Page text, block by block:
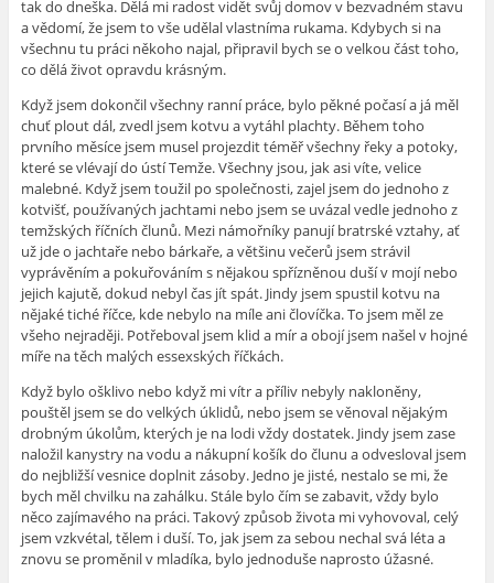
tak do dneška. Dělá mi radost vidět svůj domov v bezvadném stavu
a vědomí, že jsem to vše udělal vlastníma rukama. Kdybych si na
všechnu tu práci někoho najal, připravil bych se o velkou část toho,
co dělá život opravdu krásným.
Když jsem dokončil všechny ranní práce, bylo pěkné počasí a já měl
chuť plout dál, zvedl jsem kotvu a vytáhl plachty. Během toho
prvního měsíce jsem musel projezdit téměř všechny řeky a potoky,
které se vlévají do ústí Temže. Všechny jsou, jak asi víte, velice
malebné. Když jsem toužil po společnosti, zajel jsem do jednoho z
kotvišť, používaných jachtami nebo jsem se uvázal vedle jednoho z
temžských říčních člunů. Mezi námořníky panují bratrské vztahy, ať
už jde o jachtaře nebo bárkaře, a většinu večerů jsem strávil
vyprávěním a pokuřováním s nějakou spřízněnou duší v mojí nebo
jejich kajutě, dokud nebyl čas jít spát. Jindy jsem spustil kotvu na
nějaké tiché říčce, kde nebylo na míle ani človíčka. To jsem měl ze
všeho nejraději. Potřeboval jsem klid a mír a obojí jsem našel v hojné
míře na těch malých essexských říčkách.
Když bylo ošklivo nebo když mi vítr a příliv nebyly nakloněny,
pouštěl jsem se do velkých úklidů, nebo jsem se věnoval nějakým
drobným úkolům, kterých je na lodi vždy dostatek. Jindy jsem zase
naložil kanystry na vodu a nákupní košík do člunu a odvesloval jsem
do nejbližší vesnice doplnit zásoby. Jedno je jisté, nestalo se mi, že
bych měl chvilku na zahálku. Stále bylo čím se zabavit, vždy bylo
něco zajímavého na práci. Takový způsob života mi vyhovoval, celý
jsem vzkvétal, tělem i duší. To, jak jsem za sebou nechal svá léta a
znovu se proměnil v mladíka, bylo jednoduše naprosto úžasné.